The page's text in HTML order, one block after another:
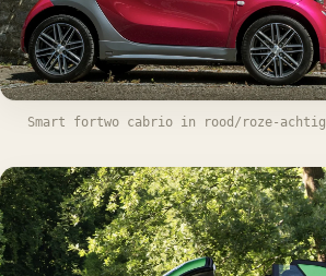
Smart fortwo cabrio in rood/roze-achtig